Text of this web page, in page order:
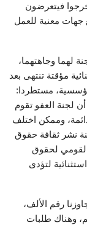
فيتعرضون
جهات معنية للعمل
لهما وجاهتهما،
مؤقتة تنتهى بعد
مستطردا:
لجنة العفو تقوم
وممكن اختلف
نشر ثقافة حقوق
لحقوق
لتؤدى
رقم الألف،
عنهم، وهناك طلبات